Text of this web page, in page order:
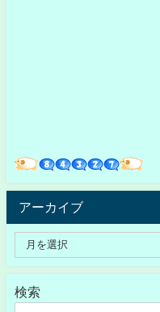
アーカイブ
検索